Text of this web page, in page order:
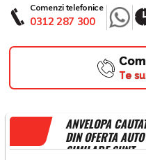
Comenzi telefonice
0312 287 300
Te
ANVELOPA
DIN OFERTA
SIMILARE SUNT